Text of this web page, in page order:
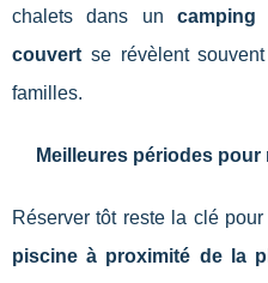
chalets dans uncamping
couvert se révèlent
familles.
Meilleures périodes pour
Réserver tôt reste la clé
piscine à proximité de la